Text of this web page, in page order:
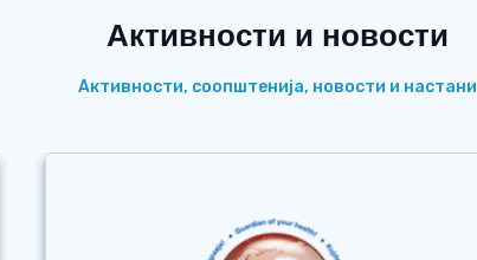
Активности и новости
Активности, соопштенија, новости и настани